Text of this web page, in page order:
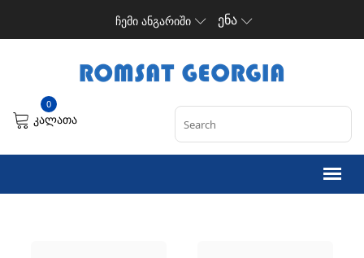
ჩემი ანგარიში ენა
0
კალათა